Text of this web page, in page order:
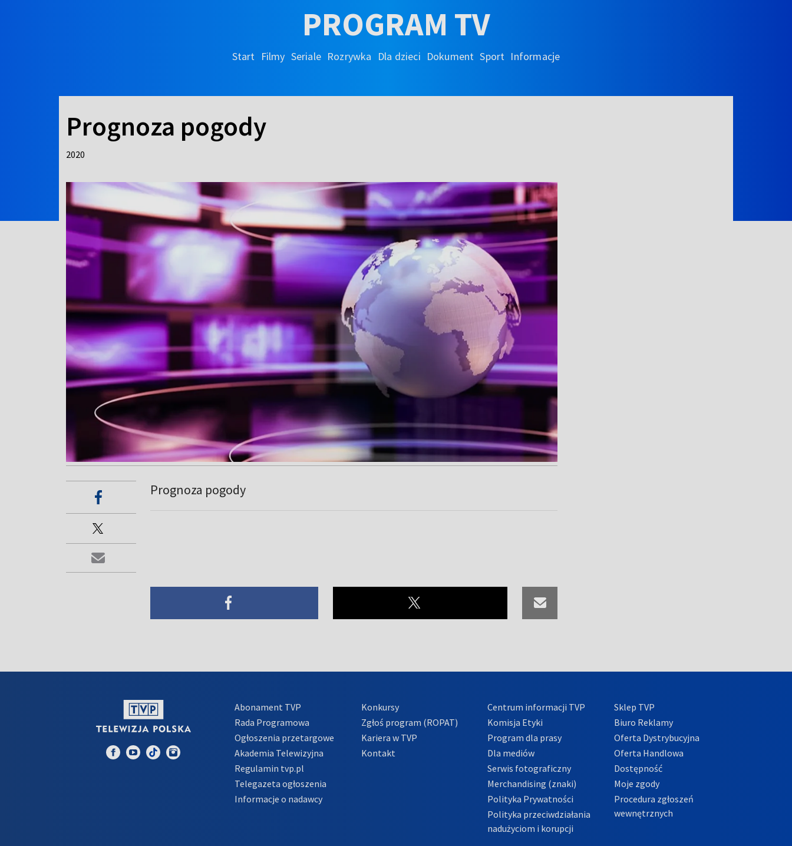
PROGRAM TV
Start Filmy Seriale Rozrywka Dla dzieci Dokument Sport Informacje
Prognoza pogody
2020
Prognoza pogody
Abonament TVP
Rada Programowa
Ogłoszenia przetargowe
Akademia Telewizyjna
Regulamin tvp.pl
Telegazeta ogłoszenia
Informacje o nadawcy
Konkursy
Zgłoś program (ROPAT)
Kariera w TVP
Kontakt
Centrum informacji TVP
Komisja Etyki
Program dla prasy
Dla mediów
Serwis fotograficzny
Merchandising (znaki)
Polityka Prywatności
Polityka przeciwdziałania
nadużyciom i korupcji
Sklep TVP
Biuro Reklamy
Oferta Dystrybucyjna
Oferta Handlowa
Dostępność
Moje zgody
Procedura zgłoszeń
wewnętrznych